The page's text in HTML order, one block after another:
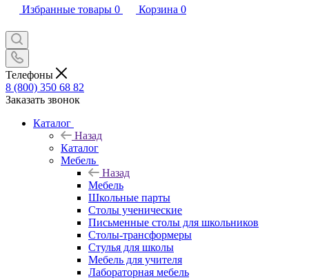
Избранные товары 0 Корзина 0
Телефоны
8 (800) 350 68 82
Заказать звонок
Каталог
Назад
Каталог
Мебель
Назад
Мебель
Школьные парты
Столы ученические
Письменные столы для школьников
Столы-трансформеры
Стулья для школы
Мебель для учителя
Лабораторная мебель